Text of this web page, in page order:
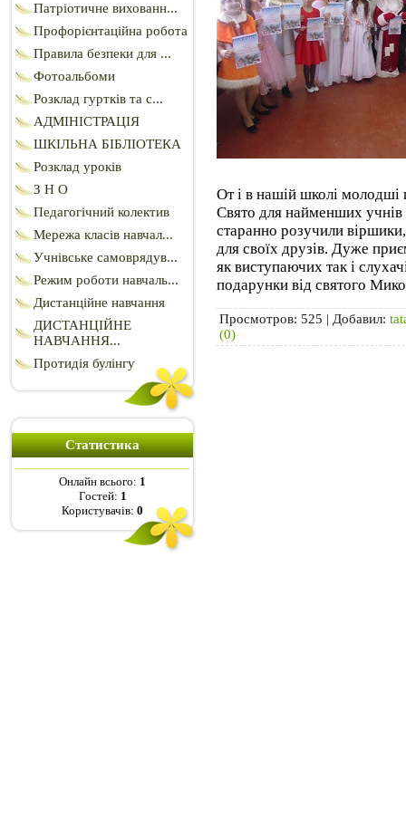
Патріотичне вихованн...
Профорієнтаційна робота
Правила безпеки для ...
Фотоальбоми
Розклад гуртків та с...
АДМІНІСТРАЦІЯ
ШКІЛЬНА БІБЛІОТЕКА
Розклад уроків
З Н О
Педагогічний колектив
Мережа класів навчал...
Учнівське самоврядув...
Режим роботи навчаль...
Дистанційне навчання
ДИСТАНЦІЙНЕ
НАВЧАННЯ...
Протидія булінгу
Статистика
Онлайн всього: 1
Гостей: 1
Користувачів: 0
От і в нашій школі молодші
Свято для найменших учнів
старанно розучили
для своїх друзів. Дуже
як виступаючих так і
подарунки від святого
Просмотров: 525 | Добавил:
(0)